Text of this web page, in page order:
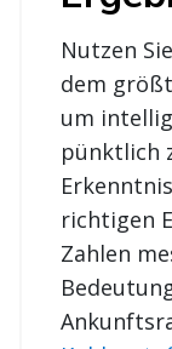
dem
um
pünktlich
richtigen
Zahlen